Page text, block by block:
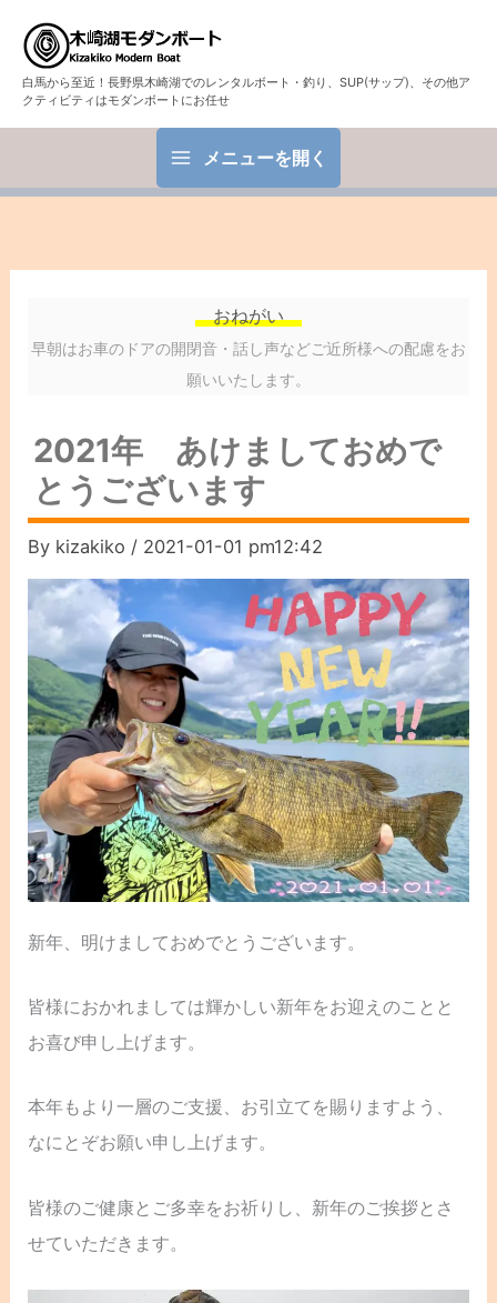
白馬から至近！長野県木崎湖でのレンタルボート・釣り、SUP(サップ)、その他ア
クティビティはモダンボートにお任せ
メニューを開く
おねがい
早朝はお車のドアの開閉音・話し声などご近所様への配慮をお
願いいたします。
2021年 あけましておめで
とうございます
By kizakiko / 2021-01-01 pm12:42
新年、明けましておめでとうございます。
皆様におかれましては輝かしい新年をお迎えのことと
お喜び申し上げます。
本年もより一層のご支援、お引立てを賜りますよう、
なにとぞお願い申し上げます。
皆様のご健康とご多幸をお祈りし、新年のご挨拶とさ
せていただきます。